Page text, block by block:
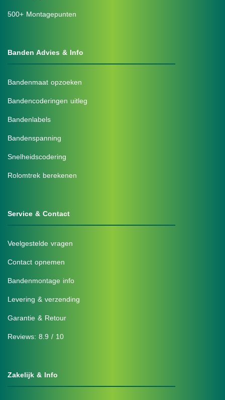
500+ Montagepunten
Banden Advies & Info
Bandenmaat opzoeken
Bandencoderingen uitleg
Bandenlabels
Bandenspanning
Snelheidscodering
Rolomtrek berekenen
Service & Contact
Veelgestelde vragen
Contact opnemen
Bandenmontage info
Levering & verzending
Garantie & Retour
Reviews: 8.9 / 10
Zakelijk & Info